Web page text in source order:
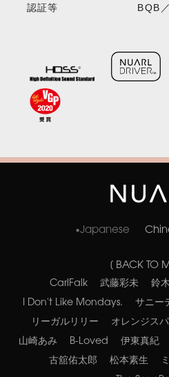
認証等 BQB
Japanese
[ BACK TO
CarlFalk 武藤彩未 鈴
I Don't Like Mondays.
サニー
リーガルリリー
オレンジス
山崎あみ
B-Loved 伊東真紀
古舘佑太郎
松本素生